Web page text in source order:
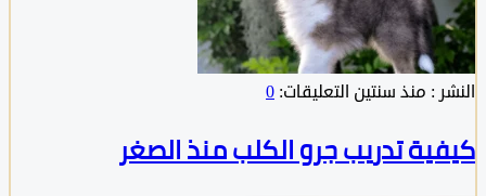
منذ سنتين التعليقات:0
تدريب جرو الكلب منذ الصغر